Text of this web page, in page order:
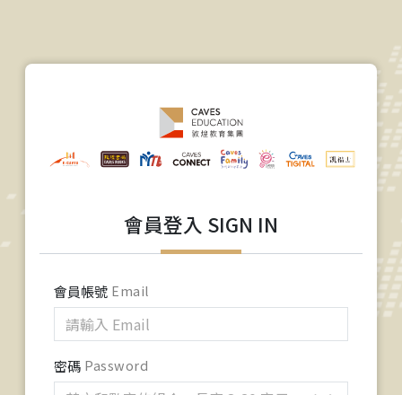
會員登入 SIGN IN
會員帳號 Email
密碼 Password